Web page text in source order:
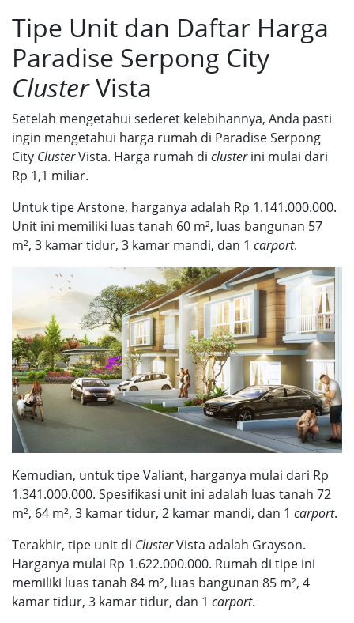
Tipe Unit dan Daftar Harga
Paradise Serpong City
ClusterVista
Setelah mengetahui sederet kelebihannya, Anda pasti
ingin mengetahui harga rumah di Paradise Serpong
City ClusterVista. Harga rumah di clusterini mulai dari
Rp 1,1 miliar.
Untuk tipe Arstone, harganya adalah Rp 1.141.000.000.
Unit ini memiliki luas tanah 60 m², luas bangunan 57
m², 3 kamar tidur, 3 kamar mandi, dan 1 carport.
Kemudian, untuk tipe Valiant, harganya mulai dari Rp
1.341.000.000. Spesifikasi unit ini adalah luas tanah 72
m², 64 m², 3 kamar tidur, 2 kamar mandi, dan 1 carport.
Terakhir, tipe unit di ClusterVista adalah Grayson.
Harganya mulai Rp 1.622.000.000. Rumah di tipe ini
memiliki luas tanah 84 m², luas bangunan 85 m², 4
kamar tidur, 3 kamar tidur, dan 1 carport.